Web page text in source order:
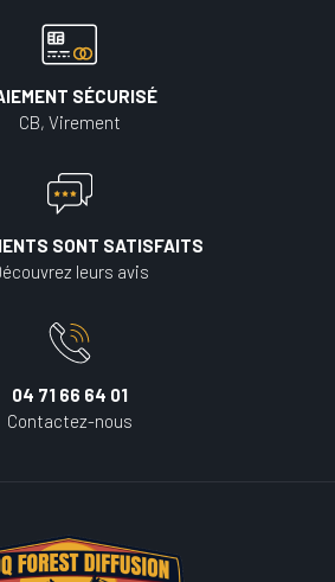
SÉCURISÉ
CB, Virement
SONT SATISFAITS
leurs avis
04 71 66 64 01
Contactez-nous